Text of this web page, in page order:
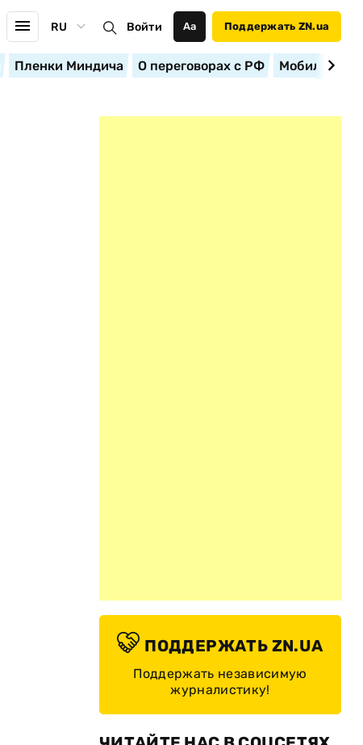
RU Войти Аа Поддержать ZN.ua
Пленки Миндича О переговорах с РФ
ПОДДЕРЖАТЬ ZN.UA
Поддержать независимую
журналистику!